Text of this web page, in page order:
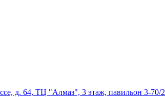
д. 64, ТЦ "Алмаз", 3 этаж, павильон 3-70/2